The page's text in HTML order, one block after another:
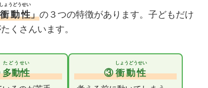
衝動性
しょうどうせい
」の３つの特徴があります。子どもだけ
くさんいます。
多動性
たどうせい
③衝動性
しょうどうせい